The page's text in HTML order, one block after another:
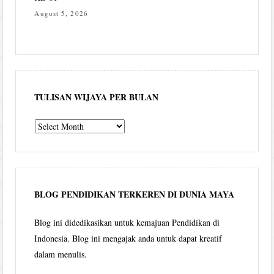
August 5, 2026
TULISAN WIJAYA PER BULAN
Tulisan
per
bulan
BLOG PENDIDIKAN TERKEREN DI DUNIA MAYA
Blog ini didedikasikan untuk kemajuan Pendidikan di
Indonesia. Blog ini mengajak anda untuk dapat kreatif
dalam menulis.